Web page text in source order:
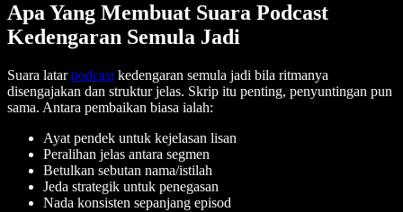
Apa Yang Membuat Suara Podcast
Kedengaran Semula Jadi
Suara latarpodcast kedengaran semula jadi bila ritmanya
disengajakan dan struktur jelas. Skrip itu penting, penyuntingan pun
sama. Antara pembaikan biasa ialah:
Ayat pendek untuk kejelasan lisan
Peralihan jelas antara segmen
Betulkan sebutan nama/istilah
Jeda strategik untuk penegasan
Nada konsisten sepanjang episod